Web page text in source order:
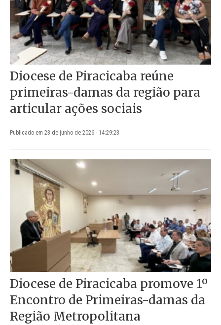
Diocese de Piracicaba reúne
primeiras-damas da região para
articular ações sociais
Publicado em 23 de junho de 2026 - 14:29:23
Diocese de Piracicaba promove 1º
Encontro de Primeiras-damas da
Região Metropolitana